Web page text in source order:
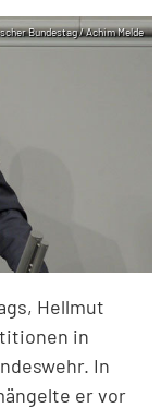
Bundestag / Achim Melde
Hellmut
in
In
er vor